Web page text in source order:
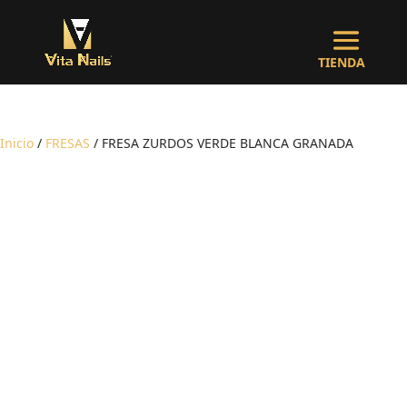
Inicio / FRESAS / FRESA ZURDOS VERDE BLANCA GRANADA